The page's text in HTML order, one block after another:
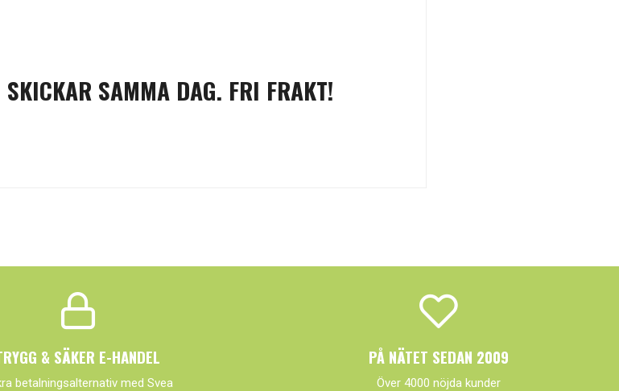
SAMMA DAG. FRI FRAKT!
& SÄKER E-HANDEL
betalningsalternativ med Svea
PÅ NÄTET SEDAN 2009
Över 4000 nöjda kunder